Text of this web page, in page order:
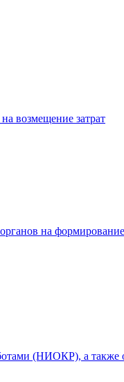
возмещение затрат
на
(НИОКР), а также